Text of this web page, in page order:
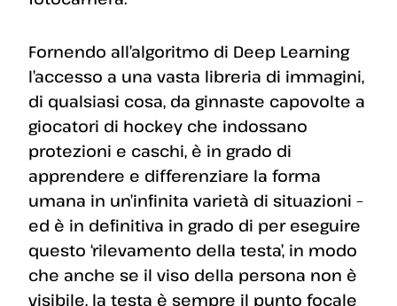
Fornendo all’algoritmo di Deep Learning
l’accesso a una vasta libreria di immagini,
di qualsiasi cosa, da ginnaste capovolte a
giocatori di hockey che indossano
protezioni e caschi, è in grado di
apprendere e differenziare la forma
umana in un’infinita varietà di situazioni –
ed è in definitiva in grado di per eseguire
questo ‘rilevamento della testa’, in modo
che anche se il viso della persona non è
visibile, la testa è sempre il punto focale